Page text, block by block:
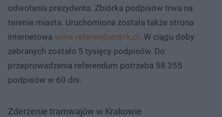
odwołania prezydenta. Zbiórka podpisów trwa na
terenie miasta. Uruchomiona została także strona
internetowa www.referendumkrk.pl. W ciągu doby
zebranych zostało 5 tysięcy podpisów. Do
przeprowadzenia referendum potrzeba 58 355
podpisów w 60 dni.
Zderzenie tramwajów w Krakowie